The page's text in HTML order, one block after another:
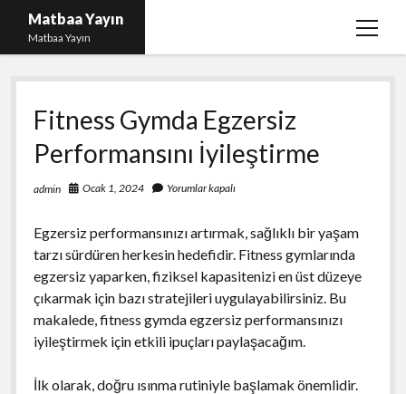
Matbaa Yayın
Matbaa Yayın
menüyü
Igtv Izlenme Gönderme Hilesi Bedava
Instagram Bot Takipçileri Silme
Liste
Sayfa Listesi
Fitness Gymda Egzersiz
Performansını İyileştirme
admin Ocak 1, 2024 Yorumlar kapalı
Egzersiz performansınızı artırmak, sağlıklı bir yaşam
tarzı sürdüren herkesin hedefidir. Fitness gymlarında
egzersiz yaparken, fiziksel kapasitenizi en üst düzeye
çıkarmak için bazı stratejileri uygulayabilirsiniz. Bu
makalede, fitness gymda egzersiz performansınızı
iyileştirmek için etkili ipuçları paylaşacağım.
İlk olarak, doğru ısınma rutiniyle başlamak önemlidir.